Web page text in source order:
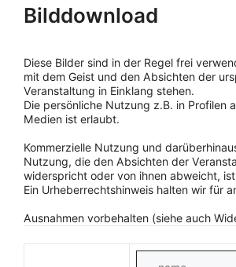
Bilddownload
Diese Bilder sind in der Regel frei
mit dem Geist und den Absichten der
Veranstaltung in Einklang stehen.
Die persönliche Nutzung z.B. in Profilen
Medien ist erlaubt.
Kommerzielle Nutzung und
Nutzung, die den Absichten der
widerspricht oder von ihnen abweicht,
Ein Urheberrechtshinweis halten wir für
Ausnahmen vorbehalten (siehe auch